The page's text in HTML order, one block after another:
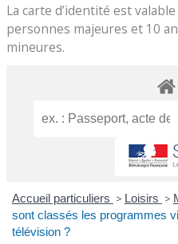
La carte d’identité est
personnes majeures et 10
mineures.
Accueil particuliers > Loisirs >
sont classés les programmes
télévision ?